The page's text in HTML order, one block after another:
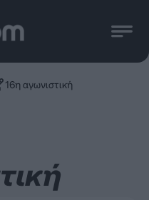
16η αγωνιστική